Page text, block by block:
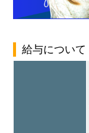
給与について